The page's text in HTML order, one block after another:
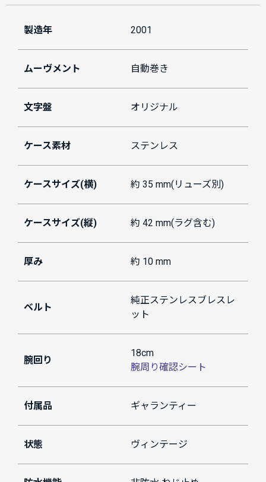
製造年 2001
ムーヴメント 自動巻き
文字盤 オリジナル
ケース素材 ステンレス
ケースサイズ(横) 約 35 mm(リューズ別)
ケースサイズ(縦) 約 42 mm(ラグ含む)
厚み 約 10 mm
ベルト
純正ステンレスブレスレ
ット
腕回り
18cm
腕周り確認シート
付属品 ギャランティー
状態 ヴィンテージ